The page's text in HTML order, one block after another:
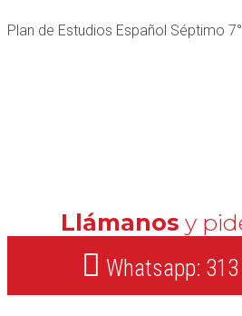
Plan de Estudios Español Séptimo 7°
Llámanos y
Whatsapp: